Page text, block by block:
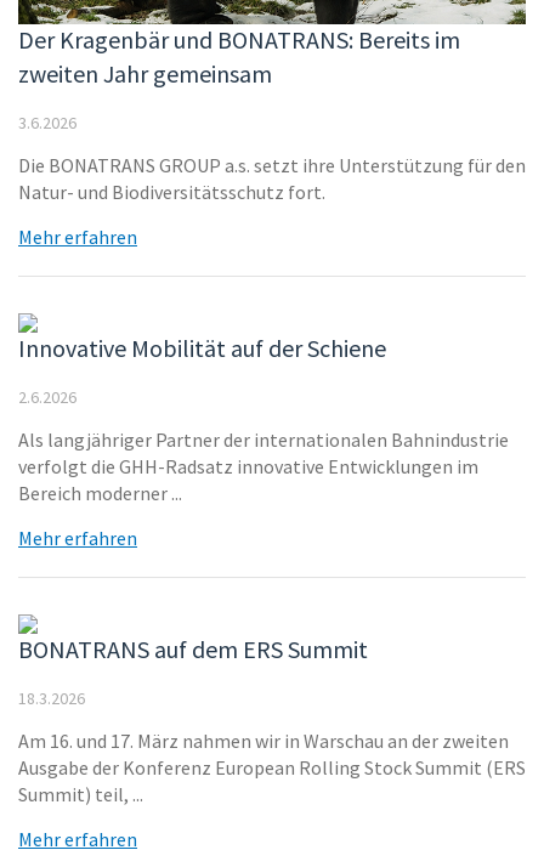
Der Kragenbär und BONATRANS: Bereits im
zweiten Jahr gemeinsam
3.6.2026
Die BONATRANS GROUP a.s. setzt ihre Unterstützung für den
Natur- und Biodiversitätsschutz fort.
Mehr erfahren
Innovative Mobilität auf der Schiene
2.6.2026
Als langjähriger Partner der internationalen Bahnindustrie
verfolgt die GHH-Radsatz innovative Entwicklungen im
Bereich moderner ...
Mehr erfahren
BONATRANS auf dem ERS Summit
18.3.2026
Am 16. und 17. März nahmen wir in Warschau an der zweiten
Ausgabe der Konferenz European Rolling Stock Summit (ERS
Summit) teil, ...
Mehr erfahren